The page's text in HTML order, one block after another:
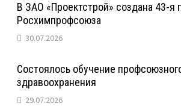
В ЗАО «Проектстрой» создана 43-я
Росхимпрофсоюза
30.07.2026
Состоялось обучение
здравоохранения
29.07.2026